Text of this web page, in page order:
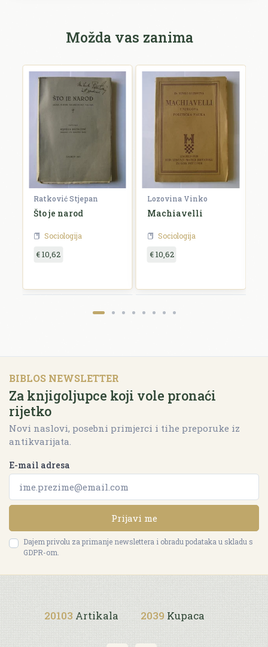
Možda vas zanima
Ratković Stjepan
Što je narod
Sociologija
€ 10,62
Lozovina Vinko
Machiavelli
Sociologija
€ 10,62
BIBLOS NEWSLETTER
Za knjigoljupce koji vole pronaći
rijetko
Novi naslovi, posebni primjerci i tihe preporuke iz
antikvarijata.
E-mail adresa
Prijavi me
Dajem privolu za primanje newslettera i obradu podataka u skladu s
GDPR-om.
20103 Artikala 2039 Kupaca